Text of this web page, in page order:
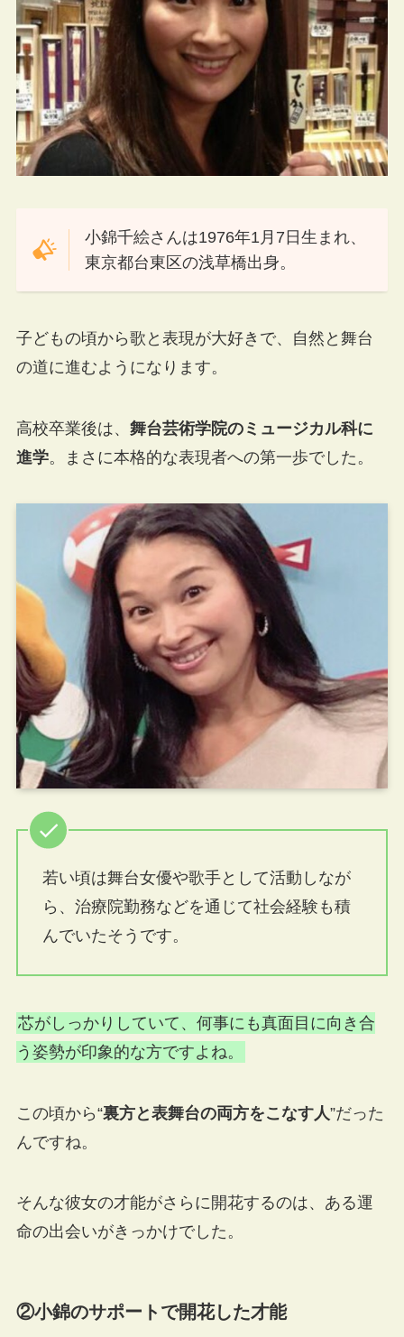
小錦千絵さんは1976年1月7日生まれ、
東京都台東区の浅草橋出身。
子どもの頃から歌と表現が大好きで、自然と舞台
の道に進むようになります。
高校卒業後は、 舞台芸術学院のミュージカル科に
進学。まさに本格的な表現者への第一歩でした。
若い頃は舞台女優や歌手として活動しなが
ら、治療院勤務などを通じて社会経験も積
んでいたそうです。
芯がしっかりしていて、何事にも真面目に向き合
う姿勢が印象的な方ですよね。
この頃から“裏方と表舞台の両方をこなす人”だった
んですね。
そんな彼女の才能がさらに開花するのは、ある運
命の出会いがきっかけでした。
②小錦のサポートで開花した才能